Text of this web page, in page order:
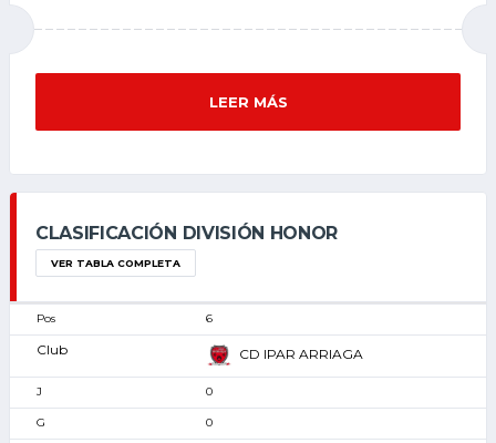
LEER MÁS
CLASIFICACIÓN DIVISIÓN HONOR
VER TABLA COMPLETA
6
CD IPAR ARRIAGA
0
0